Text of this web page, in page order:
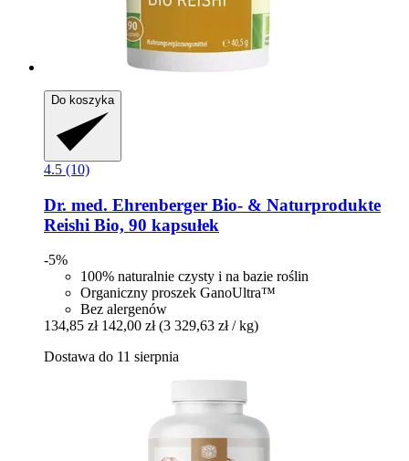
Do koszyka
4.5 (10)
Dr. med. Ehrenberger Bio- & Naturprodukte
Reishi Bio, 90 kapsułek
-5%
100% naturalnie czysty i na bazie roślin
Organiczny proszek GanoUltra™
Bez alergenów
134,85 zł 142,00 zł (3 329,63 zł / kg)
Dostawa do 11 sierpnia